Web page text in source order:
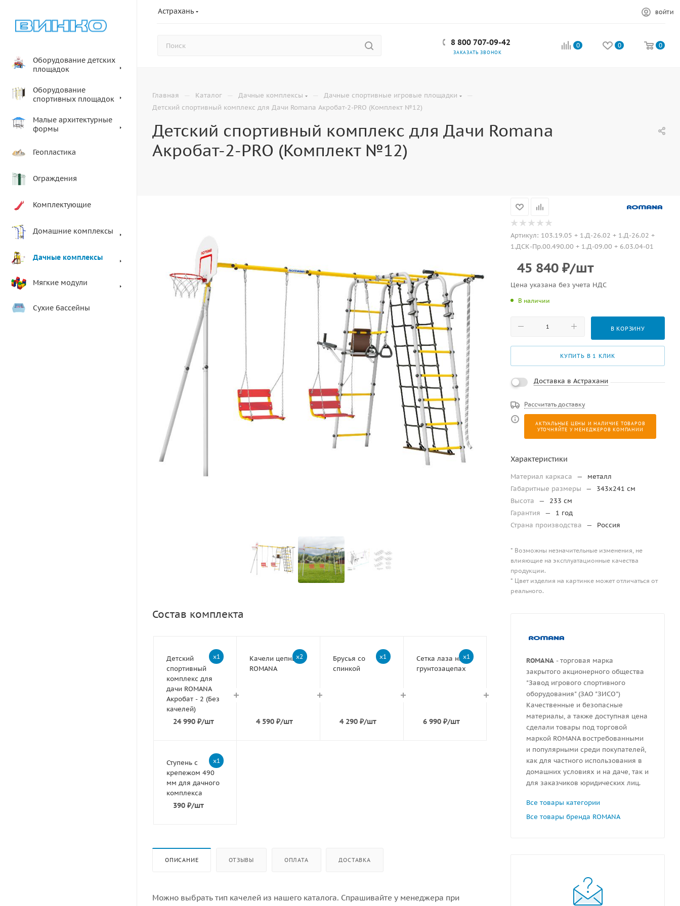
Астрахань ВОЙТИ
8 800 707-09-42
ЗАКАЗАТЬ ЗВОНОК
0 0 0
Оборудование детских
площадок
Оборудование
спортивных площадок
Малые архитектурные
формы
Геопластика
Ограждения
Комплектующие
Домашние комплексы
Дачные комплексы
Мягкие модули
Сухие бассейны
Главная — Каталог — Дачные комплексы — Дачные спортивные игровые площадки —
Детский спортивный комплекс для Дачи Romana Акробат-2-PRO (Комплект №12)
Детский спортивный комплекс для Дачи Romana
Акробат-2-PRO (Комплект №12)
Состав комплекта
x1
Детский
спортивный
комплекс для
дачи ROMANA
Акробат - 2 (Без
качелей)
24 990₽/шт
x2
Качели цепные
ROMANA
4 590 ₽/шт
x1
Брусья со
спинкой
4 290₽/шт
x1
Сетка лаза на
грунтозацепах
6 990₽/шт
x1
Ступень с
крепежом 490
мм для дачного
комплекса
390₽/шт
ОПИСАНИЕ ОТЗЫВЫ ОПЛАТА ДОСТАВКА
Можно выбрать тип качелей из нашего каталога. Спрашивайте у менеджера при
Артикул: 103.19.05 + 1.Д-26.02 + 1.Д-26.02 +
1.ДСК-Пр.00.490.00 + 1.Д-09.00 + 6.03.04-01
45 840 ₽/шт
Цена указана без учета НДС
В наличии
В КОРЗИНУ
КУПИТЬ В 1 КЛИК
Доставка в Астрахани
Рассчитать доставку
АКТУАЛЬНЫЕ ЦЕНЫ И НАЛИЧИЕ ТОВАРОВ
УТОЧНЯЙТЕ У МЕНЕДЖЕРОВ КОМПАНИИ
Характеристики
Материал каркаса —
металл
Габаритные размеры
—
343х241 см
Высота
—
233 см
Гарантия
—
1 год
Страна производства
— Россия
* Возможны незначительные изменения, не
влияющие на эксплуатационные качества
продукции.
* Цвет изделия на картинке может отличаться от
реального.
ROMANA - торговая марка
закрытого акционерного общества
"Завод игрового спортивного
оборудования" (ЗАО "ЗИСО")
Качественные и безопасные
материалы, а также доступная цена
сделали товары под торговой
маркой ROMANA востребованными
и популярными среди покупателей,
как для частного использования в
домашних условиях и на даче, так и
для заказчиков юридических лиц.
Все товары категории
Все товары бренда ROMANA